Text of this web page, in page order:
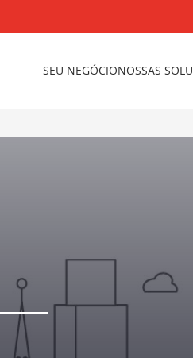
SEU NEGÓCIONOSSAS